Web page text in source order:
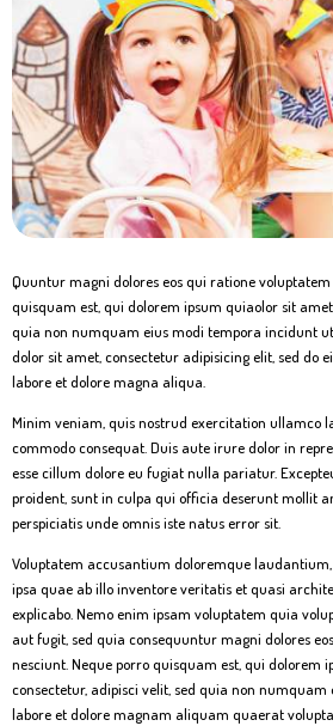
Quuntur magni dolores eos qui ratione
quisquam est, qui dolorem ipsum quiaolor sit
quia non numquam eius modi tempora incidunt
dolor sit amet, consectetur adipisicing elit, sed do
labore et dolore magna aliqua.
Minim veniam, quis nostrud exercitation ullamco
commodo consequat. Duis aute irure dolor in
esse cillum dolore eu fugiat nulla pariatur.
proident, sunt in culpa qui officia deserunt mollit
perspiciatis unde omnis iste natus error sit.
Voluptatem accusantium doloremque
ipsa quae ab illo inventore veritatis et quasi
explicabo. Nemo enim ipsam voluptatem quia
aut fugit, sed quia consequuntur magni dolores
nesciunt. Neque porro quisquam est, qui dolorem
consectetur, adipisci velit, sed quia non
labore et dolore magnam aliquam quaerat